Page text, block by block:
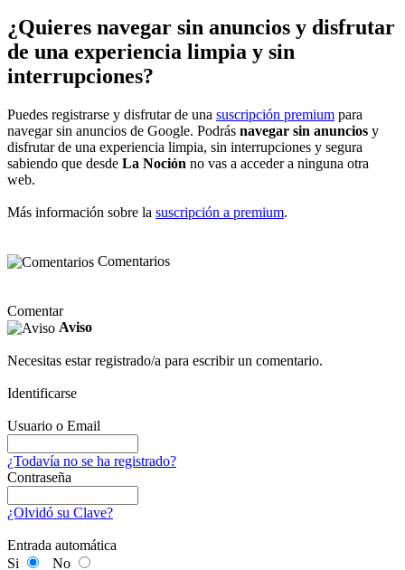
¿Quieres navegar sin anuncios y disfrutar
de una experiencia limpia y sin
interrupciones?
Puedes registrarse y disfrutar de una suscripción premium para
navegar sin anuncios de Google. Podrás navegar sin anuncios y
disfrutar de una experiencia limpia, sin interrupciones y segura
sabiendo que desde La Noción no vas a acceder a ninguna otra
web.
Más información sobre la suscripción a premium.
Comentarios
Comentar
Aviso
Necesitas estar registrado/a para escribir un comentario.
Identificarse
Usuario o Email
¿Todavía no se ha registrado?
Contraseña
¿Olvidó su Clave?
Entrada automática
Si
No